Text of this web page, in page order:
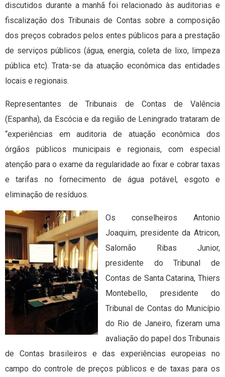
discutidos durante a manhã foi relacionado às auditorias e
fiscalização dos Tribunais de Contas sobre a composição
dos preços cobrados pelos entes públicos para a prestação
de serviços públicos (água, energia, coleta de lixo, limpeza
pública etc). Trata-se da atuação econômica das entidades
locais e regionais.
Representantes de Tribunais de Contas de Valência
(Espanha), da Escócia e da região de Leningrado trataram de
“experiências em auditoria de atuação econômica dos
órgãos públicos municipais e regionais, com especial
atenção para o exame da regularidade ao fixar e cobrar taxas
e tarifas no fornecimento de água potável, esgoto e
eliminação de resíduos.
Os conselheiros Antonio
Joaquim, presidente da Atricon,
Salomão Ribas Junior,
presidente do Tribunal de
Contas de Santa Catarina, Thiers
Montebello, presidente do
Tribunal de Contas do Município
do Rio de Janeiro, fizeram uma
avaliação do papel dos Tribunais
de Contas brasileiros e das experiências europeias no
campo do controle de preços públicos e de taxas para os